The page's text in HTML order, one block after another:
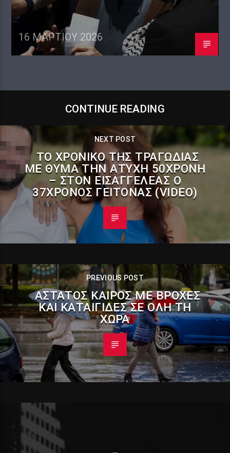
16 ΜΑΡΤΊΟΥ 2026
CONTINUE READING
NEXT POST
ΤΟ ΧΡΟΝΙΚΌ ΤΗΣ ΤΡΑΓΩΔΊΑΣ
ΜΕ ΘΎΜΑ ΤΗΝ ΆΤΥΧΗ 50ΧΡΟΝΗ
– ΣΤΟΝ ΕΙΣΑΓΓΕΛΈΑΣ Ο
37ΧΡΟΝΟΣ ΓΕΊΤΟΝΑΣ (VIDEO)
PREVIOUS POST
ΆΣΤΑΤΟΣ ΚΑΙΡΌΣ ΜΕ ΒΡΟΧΈΣ
ΚΑΙ ΚΑΤΑΙΓΊΔΕΣ ΣΕ ΌΛΗ ΤΗ
ΧΏΡΑ